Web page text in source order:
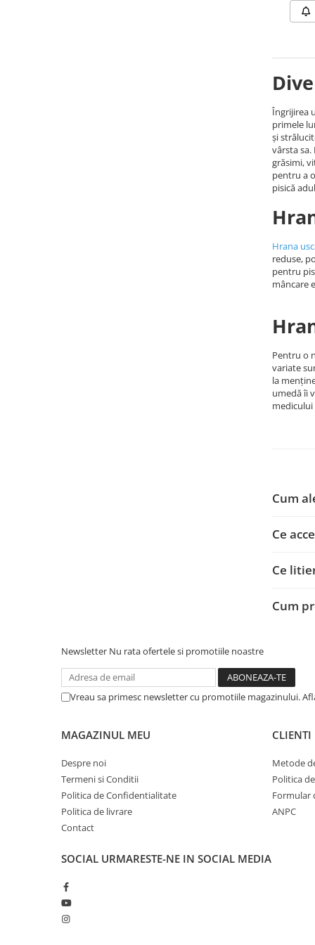
Îngrijirea
primele
și
vârsta
grăsimi,
pentru a
pisică
Hrana
reduse,
pentru
mâncare
Pentru o
variate
la
umedă îi
Cum
Ce
Ce
Cum
Newsletter Nu rata ofertele si promotiile noastre
Vreau sa primesc newsletter cu promotiile magazinului.
MAGAZINUL MEU
Despre noi
Termeni si Conditii
Politica de Confidentialitate
Politica de livrare
Contact
CLIENTI
Metode
Politica
Formular
ANPC
SOCIAL URMARESTE-NE IN SOCIAL MEDIA